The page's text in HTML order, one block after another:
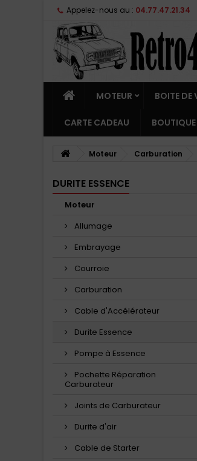
Appelez-nous au : 04.77.47.21.34
MOTEUR BOITE DE
CARTE CADEAU BOUTIQUE
Moteur Carburation
DURITE ESSENCE
Moteur
Allumage
Embrayage
Courroie
Carburation
Cable d'Accélérateur
Durite Essence
Pompe à Essence
Pochette Réparation
Carburateur
Joints de Carburateur
Durite d'air
Cable de Starter